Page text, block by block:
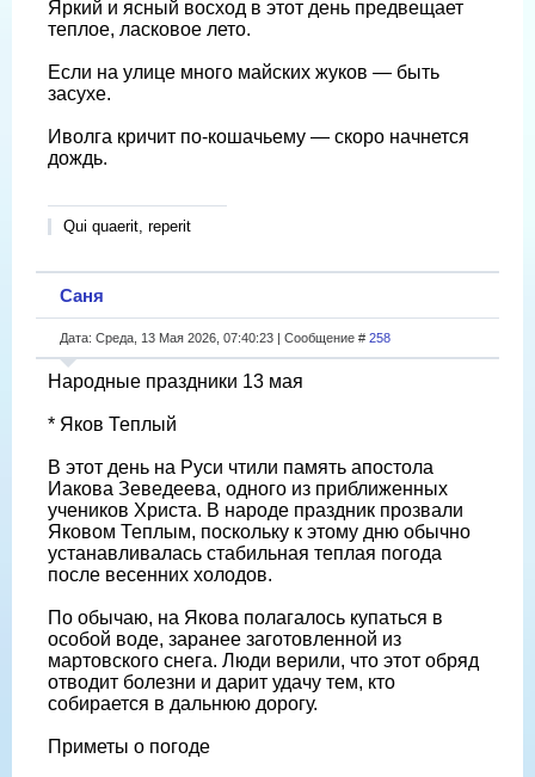
Яркий и ясный восход в этот день предвещает
теплое, ласковое лето.
Если на улице много майских жуков — быть
засухе.
Иволга кричит по-кошачьему — скоро начнется
дождь.
Qui quaerit, reperit
Саня
Дата: Среда, 13 Мая 2026, 07:40:23 | Сообщение # 258
Народные праздники 13 мая
* Яков Теплый
В этот день на Руси чтили память апостола
Иакова Зеведеева, одного из приближенных
учеников Христа. В народе праздник прозвали
Яковом Теплым, поскольку к этому дню обычно
устанавливалась стабильная теплая погода
после весенних холодов.
По обычаю, на Якова полагалось купаться в
особой воде, заранее заготовленной из
мартовского снега. Люди верили, что этот обряд
отводит болезни и дарит удачу тем, кто
собирается в дальнюю дорогу.
Приметы о погоде